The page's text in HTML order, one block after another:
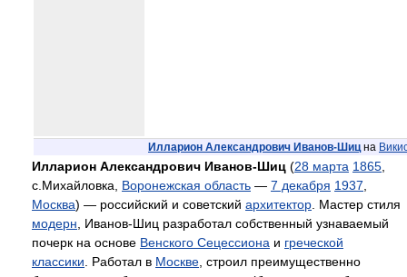
Илларион Александрович Иванов-Шицна
Илларион Александрович Иванов-Шиц (28 марта 1865
c.Михайловка, Воронежская область — 7 декабря 1937
Москва) — российский и советский архитектор . Мастер стиля
модерн , Иванов-Шиц разработал собственный узнаваемый
почерк на основе Венского Сецессиона и греческой
классики . Работал в Москве , строил преимущественно